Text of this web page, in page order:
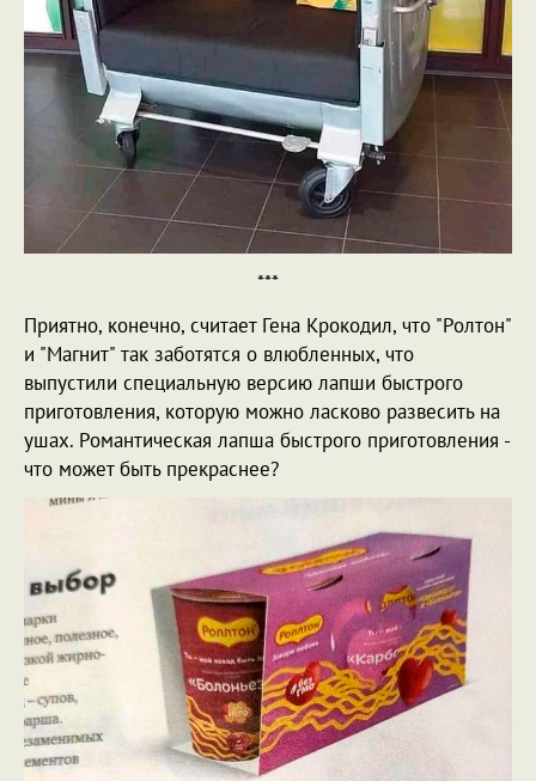
***
Приятно, конечно, считает Гена Крокодил, что "Ролтон"
и "Магнит" так заботятся о влюбленных, что
выпустили специальную версию лапши быстрого
приготовления, которую можно ласково развесить на
ушах. Романтическая лапша быстрого приготовления -
что может быть прекраснее?